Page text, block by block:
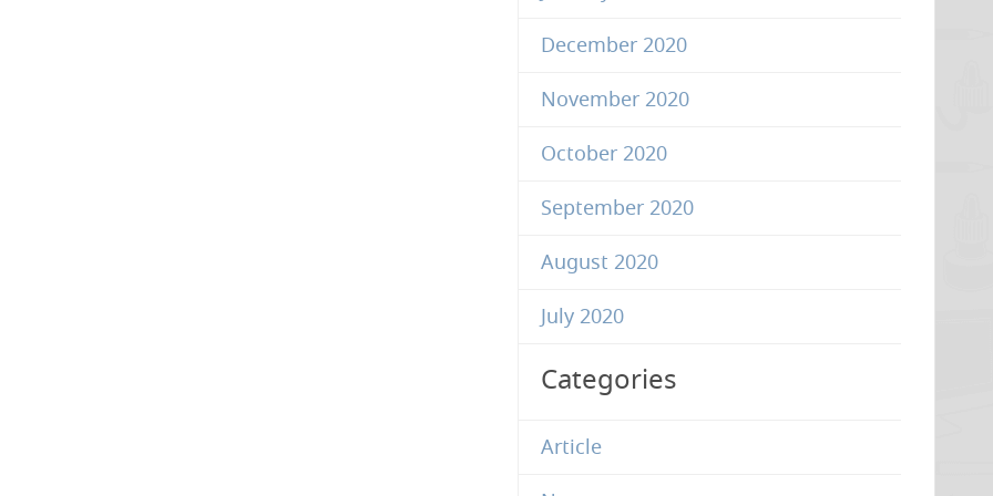
December 2020
November 2020
October 2020
September 2020
August 2020
July 2020
Categories
Article